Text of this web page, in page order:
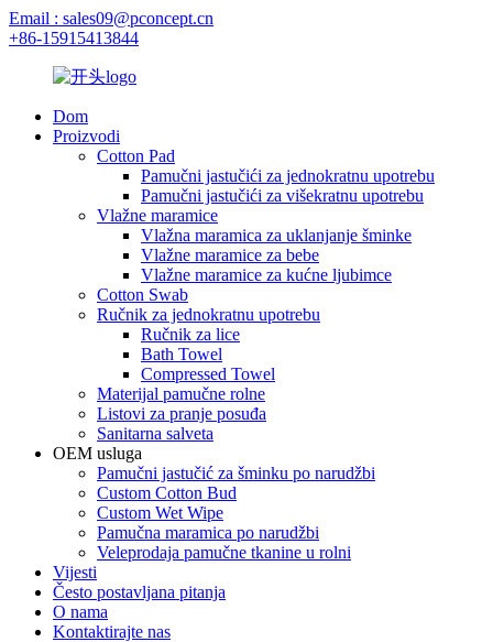
Email : sales09@pconcept.cn
+86-15915413844
Dom
Proizvodi
Cotton Pad
Pamučni jastučići za jednokratnu upotrebu
Pamučni jastučići za višekratnu upotrebu
Vlažne maramice
Vlažna maramica za uklanjanje šminke
Vlažne maramice za bebe
Vlažne maramice za kućne ljubimce
Cotton Swab
Ručnik za jednokratnu upotrebu
Ručnik za lice
Bath Towel
Compressed Towel
Materijal pamučne rolne
Listovi za pranje posuđa
Sanitarna salveta
OEM usluga
Pamučni jastučić za šminku po narudžbi
Custom Cotton Bud
Custom Wet Wipe
Pamučna maramica po narudžbi
Veleprodaja pamučne tkanine u rolni
Vijesti
Često postavljana pitanja
O nama
Kontaktirajte nas